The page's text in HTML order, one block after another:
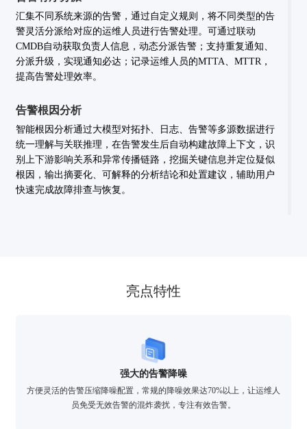
汇集不同系统来源的告警，通过自定义规则，将不同类型的告
警灵活分派给对应的运维人员进行告警处理。可通过联动
CMDB自动获取负责人信息，动态分派告警；支持重复通知、
分派升级，实现通知必达；记录运维人员的MTTA、MTTR，
提高告警处理效率。
告警根因分析
智能根因分析通过大模型对拓扑、日志、告警等多源数据进行
统一理解与关联推理，在告警发生后自动构建故障上下文，识
别上下游影响关系和异常传播链路，挖掘关键信息并定位疑似
根因，输出摘要化、可解释的分析结论和处置建议，辅助用户
快速完成故障排查与恢复。
亮点特性
强大的告警降噪
方便灵活的告警压缩降噪配置，常规的降噪效果达70%以上，让运维人
员免受无效告警的混炸袭扰，专注有效告警。